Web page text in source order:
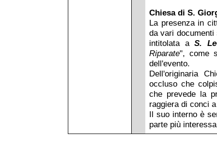
Chiesa di S.
La presenza in
da vari
intitolata aS.
Riparate", come
dell'evento.
Dell'originaria
occluso che
che prevede la
raggiera di conci
Il suo interno è
parte più